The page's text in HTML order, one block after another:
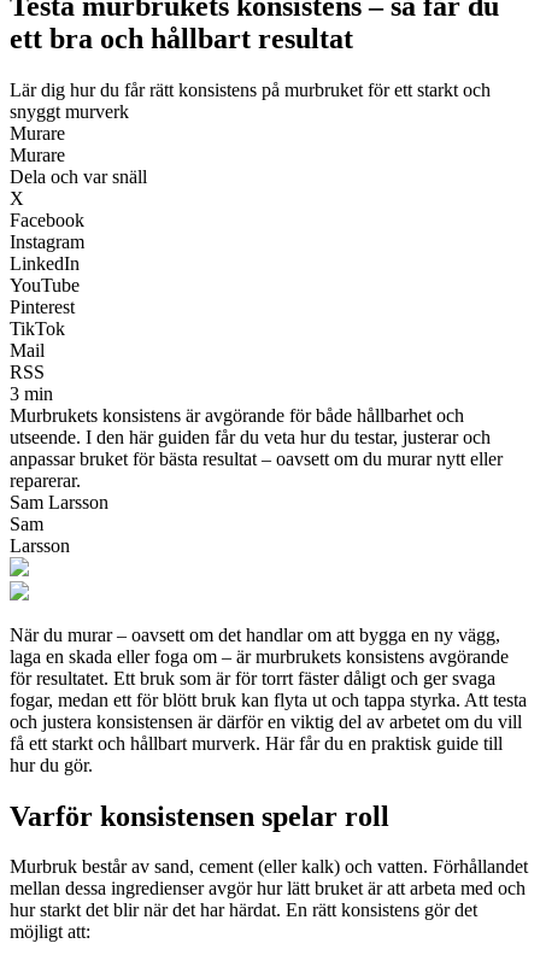
ett bra och hållbart resultat
Lär dig hur du får rätt konsistens på murbruket för ett starkt och
snyggt murverk
Murare
Murare
Dela och var snäll
X
Facebook
Instagram
LinkedIn
YouTube
Pinterest
TikTok
Mail
RSS
3 min
Murbrukets konsistens är avgörande för både hållbarhet och
utseende. I den här guiden får du veta hur du testar, justerar och
anpassar bruket för bästa resultat – oavsett om du murar nytt eller
reparerar.
Sam Larsson
Sam
Larsson
När du murar – oavsett om det handlar om att bygga en ny vägg,
laga en skada eller foga om – är murbrukets konsistens avgörande
för resultatet. Ett bruk som är för torrt fäster dåligt och ger svaga
fogar, medan ett för blött bruk kan flyta ut och tappa styrka. Att testa
och justera konsistensen är därför en viktig del av arbetet om du vill
få ett starkt och hållbart murverk. Här får du en praktisk guide till
hur du gör.
Varför konsistensen spelar roll
Murbruk består av sand, cement (eller kalk) och vatten. Förhållandet
mellan dessa ingredienser avgör hur lätt bruket är att arbeta med och
hur starkt det blir när det har härdat. En rätt konsistens gör det
möjligt att: